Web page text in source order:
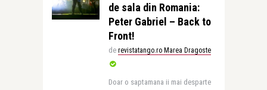
de sala din Romania:
Peter Gabriel – Back to
Front!
de revistatango.ro Marea Dragoste
Doar o saptamana ii mai desparte